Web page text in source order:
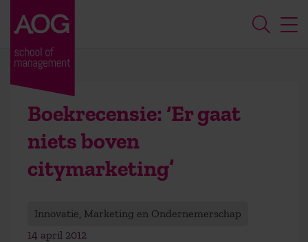
Boekrecensie: ‘Er gaat
niets boven
citymarketing’
Innovatie, Marketing en Ondernemerschap
14 april 2012